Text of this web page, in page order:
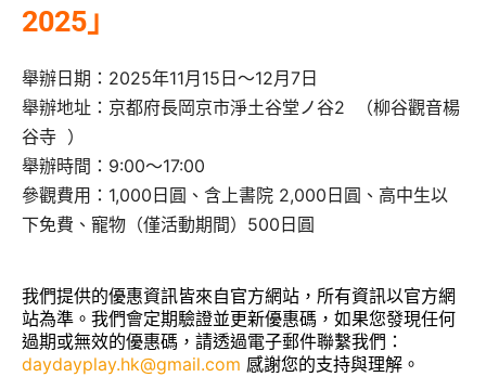
2025」
舉辦日期：2025年11月15日～12月7日
舉辦地址：京都府長岡京市淨土谷堂ノ谷2 （柳谷觀音楊
谷寺 ）
舉辦時間：9:00～17:00
參觀費用：1,000日圓、含上書院 2,000日圓、高中生以
下免費、寵物（僅活動期間）500日圓
我們提供的優惠資訊皆來自官方網站，所有資訊以官方網
站為準。我們會定期驗證並更新優惠碼，如果您發現任何
過期或無效的優惠碼，請透過電子郵件聯繫我們：
daydayplay.hk@gmail.com 感謝您的支持與理解。